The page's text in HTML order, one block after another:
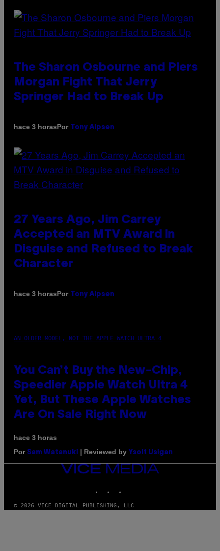
The Sharon Osbourne and Piers
Morgan Fight That Jerry
Springer Had to Break Up
hace 3 horasPor Tony Alpsen
27 Years Ago, Jim Carrey
Accepted an MTV Award in
Disguise and Refused to Break
Character
hace 3 horasPor Tony Alpsen
AN OLDER MODEL, NOT THE APPLE WATCH ULTRA 4
You Can’t Buy the New-Chip,
Speedier Apple Watch Ultra 4
Yet, But These Apple Watches
Are On Sale Right Now
hace 3 horas
Por Sam Watanuki | Reviewed by Ysolt Usigan
VICE
MEDIA
© 2026 VICE DIGITAL PUBLISHING, LLC